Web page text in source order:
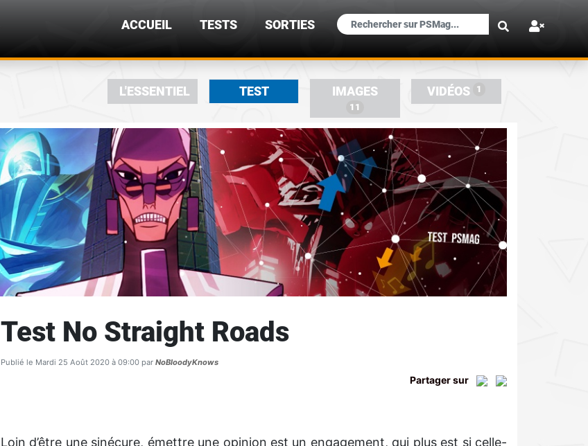
×
ACCUEIL TESTS SORTIES
L'ESSENTIEL TEST IMAGES
11
VIDÉOS 1
Test No Straight Roads
Publié le Mardi 25 Août 2020 à 09:00 par NoBloodyKnows
Partager sur
Loin d’être une sinécure, émettre une opinion est un engagement, qui plus est si celle-